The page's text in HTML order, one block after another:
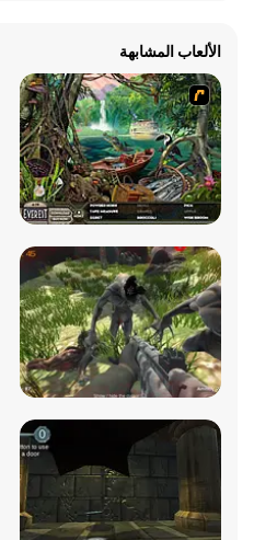
الألعاب المشابهة